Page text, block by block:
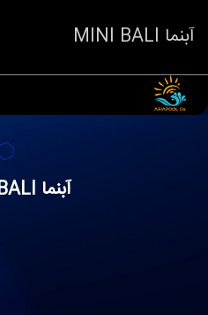
آبنما MINI BALI
آبنما MINI BALI